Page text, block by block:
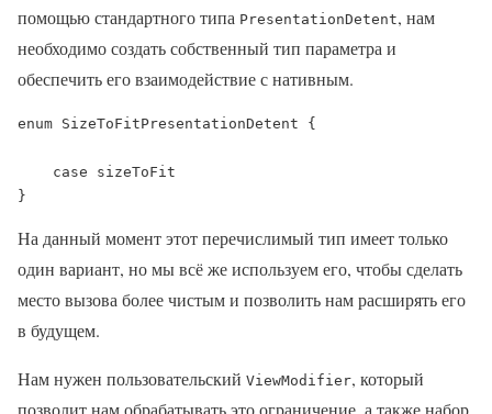
помощью стандартного типа PresentationDetent, нам
необходимо создать собственный тип параметра и
обеспечить его взаимодействие с нативным.
enum SizeToFitPresentationDetent {
}
На данный момент этот перечислимый тип имеет только
один вариант, но мы всё же используем его, чтобы сделать
место вызова более чистым и позволить нам расширять его
в будущем.
Нам нужен пользовательский ViewModifier, который
позволит нам обрабатывать это ограничение, а также набор